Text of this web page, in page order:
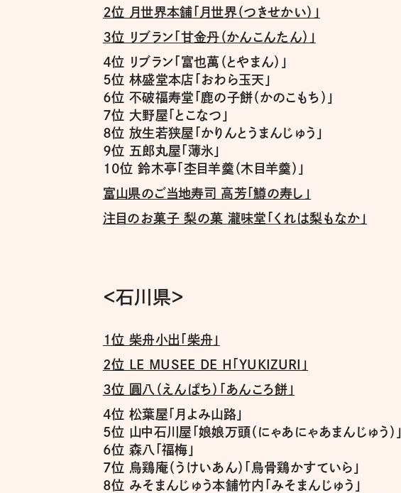
２位 月世界本舗「月世界（つきせかい）」
３位 リブラン「甘金丹（かんこんたん）」
４位 リブラン「富也萬（とやまん）」
５位 林盛堂本店「おわら玉天」
６位 不破福寿堂「鹿の子餅（かのこもち）」
７位 大野屋「とこなつ」
８位 放生若狭屋「かりんとうまんじゅう」
９位 五郎丸屋「薄氷」
10位 鈴木亭「杢目羊羹（木目羊羹）」
富山県のご当地寿司 高芳「鱒の寿し」
注目のお菓子 梨の菓 瀧味堂「くれは梨もなか」
＜石川県＞
１位 柴舟小出「柴舟」
2位 LE MUSĒE DE H「YUKIZURI」
3位 圓八（えんぱち）「あんころ餅」
4位 松葉屋「月よみ山路」
5位 山中石川屋「娘娘万頭（にゃあにゃあまんじゅう）」
6位 森八「福梅」
7位 烏鶏庵（うけいあん）「烏骨鶏かすていら」
8位 みそまんじゅう本舗竹内「みそまんじゅう」